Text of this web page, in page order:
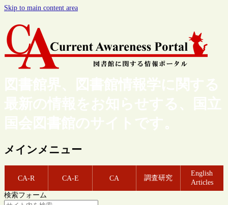
Skip to main content area
図書館界、図書館情報学に関する
最新の情報をお知らせする、国立
国会図書館のサイトです。
メインメニュー
CA-R CA-E CA 調査研究
English
Articles
検索フォーム